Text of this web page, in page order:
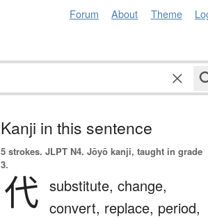
Forum About Theme
Kanji in this sentence
5 strokes. JLPT N4. Jōyō kanji, taught in grade
3.
代 substitute, change,
convert, replace, period,